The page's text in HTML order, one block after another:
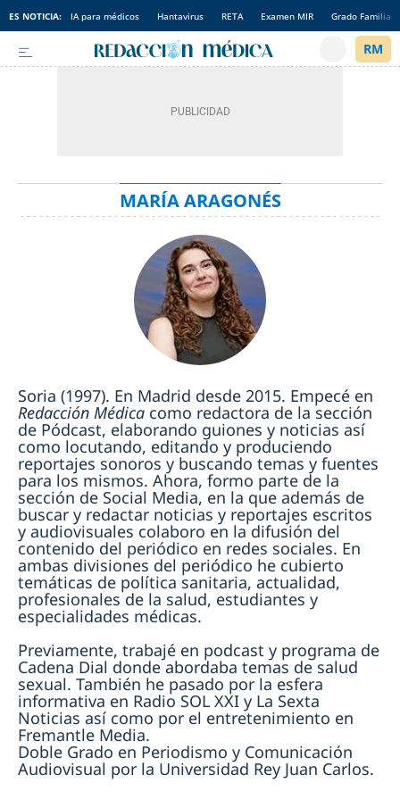
ES NOTICIA: IA para médicos Hantavirus RETA Examen MIR Grado Familia
MARÍA ARAGONÉS
Soria (1997). En Madrid desde 2015. Empecé en
Redacción Médica como redactora de la sección
de Pódcast, elaborando guiones y noticias así
como locutando, editando y produciendo
reportajes sonoros y buscando temas y fuentes
para los mismos. Ahora, formo parte de la
sección de Social Media, en la que además de
buscar y redactar noticias y reportajes escritos
y audiovisuales colaboro en la difusión del
contenido del periódico en redes sociales. En
ambas divisiones del periódico he cubierto
temáticas de política sanitaria, actualidad,
profesionales de la salud, estudiantes y
especialidades médicas.
Previamente, trabajé en podcast y programa de
Cadena Dial donde abordaba temas de salud
sexual. También he pasado por la esfera
informativa en Radio SOL XXI y La Sexta
Noticias así como por el entretenimiento en
Fremantle Media.
Doble Grado en Periodismo y Comunicación
Audiovisual por la Universidad Rey Juan Carlos.